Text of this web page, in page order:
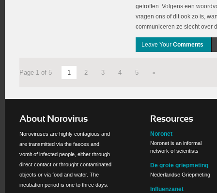
getroffen. Volgens een
vragen ons of dit ook zo is,
communiceren ze slecht over
Leave Your Comments
Page 1 of 5 1 2 3 4 5 »
Noroviruses are highly contagious and
are transmitted via the faeces and
vomit of infected people, either through
direct contact or throught contaminated
objects or via food and water. The
incubation period is one to three days.
Noronet
Noronet is an informal
network of scientists
De grote griepmeting
Nederlandse Griepmeting
Influenzanet